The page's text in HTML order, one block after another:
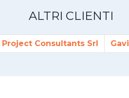
ALTRI CLIENTI
Project Consultants Srl